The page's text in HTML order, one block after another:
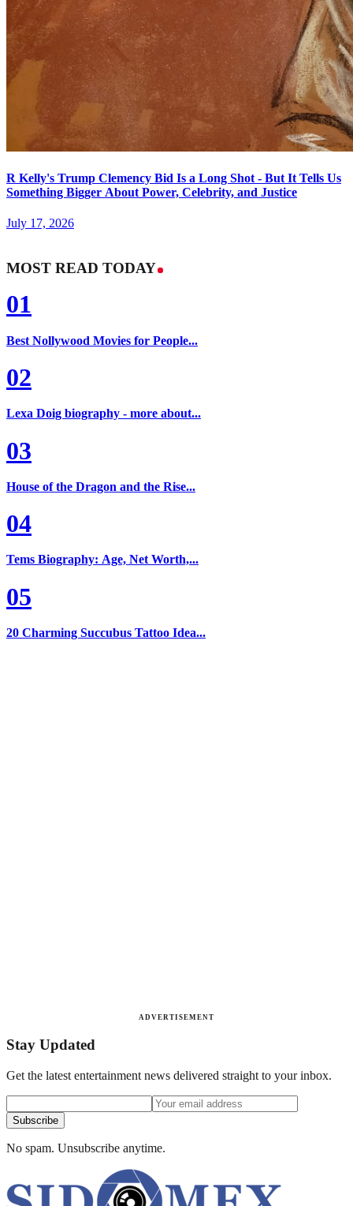
R Kelly's Trump Clemency Bid Is a Long Shot - But It Tells Us
Something Bigger About Power, Celebrity, and Justice
July 17, 2026
MOST READ TODAY
01
Best Nollywood Movies for People...
02
Lexa Doig biography - more about...
03
House of the Dragon and the Rise...
04
Tems Biography: Age, Net Worth,...
05
20 Charming Succubus Tattoo Idea...
ADVERTISEMENT
Stay Updated
Get the latest entertainment news delivered straight to your inbox.
Subscribe
No spam. Unsubscribe anytime.